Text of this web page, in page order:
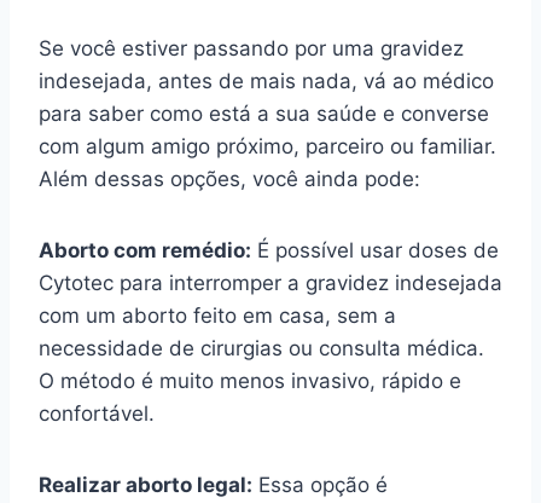
Se você estiver passando por uma gravidez
indesejada, antes de mais nada, vá ao médico
para saber como está a sua saúde e converse
com algum amigo próximo, parceiro ou familiar.
Além dessas opções, você ainda pode:
Aborto com remédio: É possível usar doses de
Cytotec para interromper a gravidez indesejada
com um aborto feito em casa, sem a
necessidade de cirurgias ou consulta médica.
O método é muito menos invasivo, rápido e
confortável.
Realizar aborto legal: Essa opção é